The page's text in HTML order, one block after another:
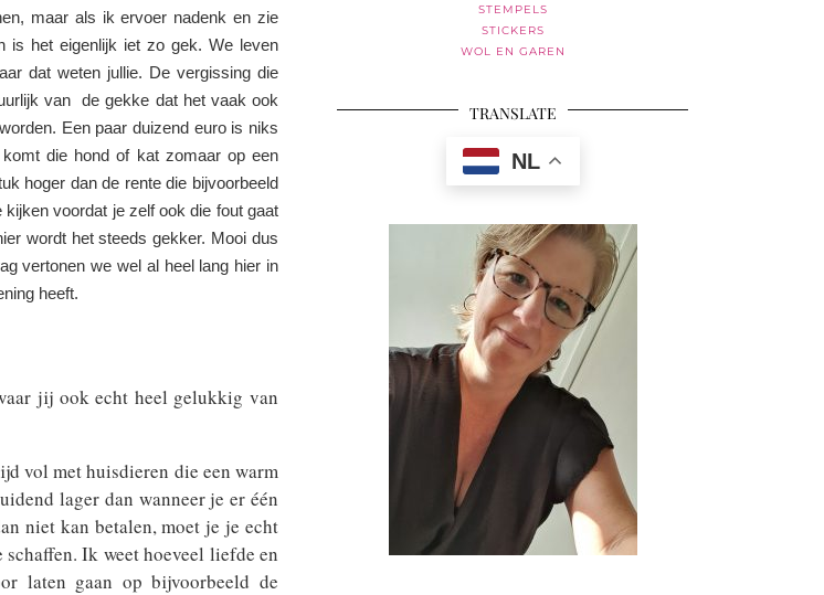
maar als ik ervoer nadenk en zie
is het eigenlijk iet zo gek. We leven
dat weten jullie. De vergissing die
van de gekke dat het vaak ook
Een paar duizend euro is niks
die hond of kat zomaar op een
hoger dan de rente die bijvoorbeeld
voordat je zelf ook die fout gaat
wordt het steeds gekker. Mooi dus
vertonen we wel al heel lang hier in
heeft.
jij ook echt heel gelukkig van
vol met huisdieren die een warm
lager dan wanneer je er één
niet kan betalen, moet je je echt
Ik weet hoeveel liefde en
laten gaan op bijvoorbeeld de
STEMPELS
STICKERS
WOL EN GAREN
TRANSLATE
NL